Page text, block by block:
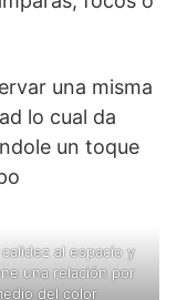
una misma
lo cual da
un toque
al espacio y
una relación por
del color